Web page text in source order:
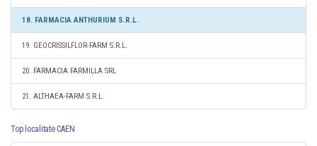
18. FARMACIA ANTHURIUM S.R.L.
19. GEOCRISSILFLOR-FARM S.R.L.
20. FARMACIA FARMILLA SRL
21. ALTHAEA-FARM S.R.L.
Top localitate CAEN